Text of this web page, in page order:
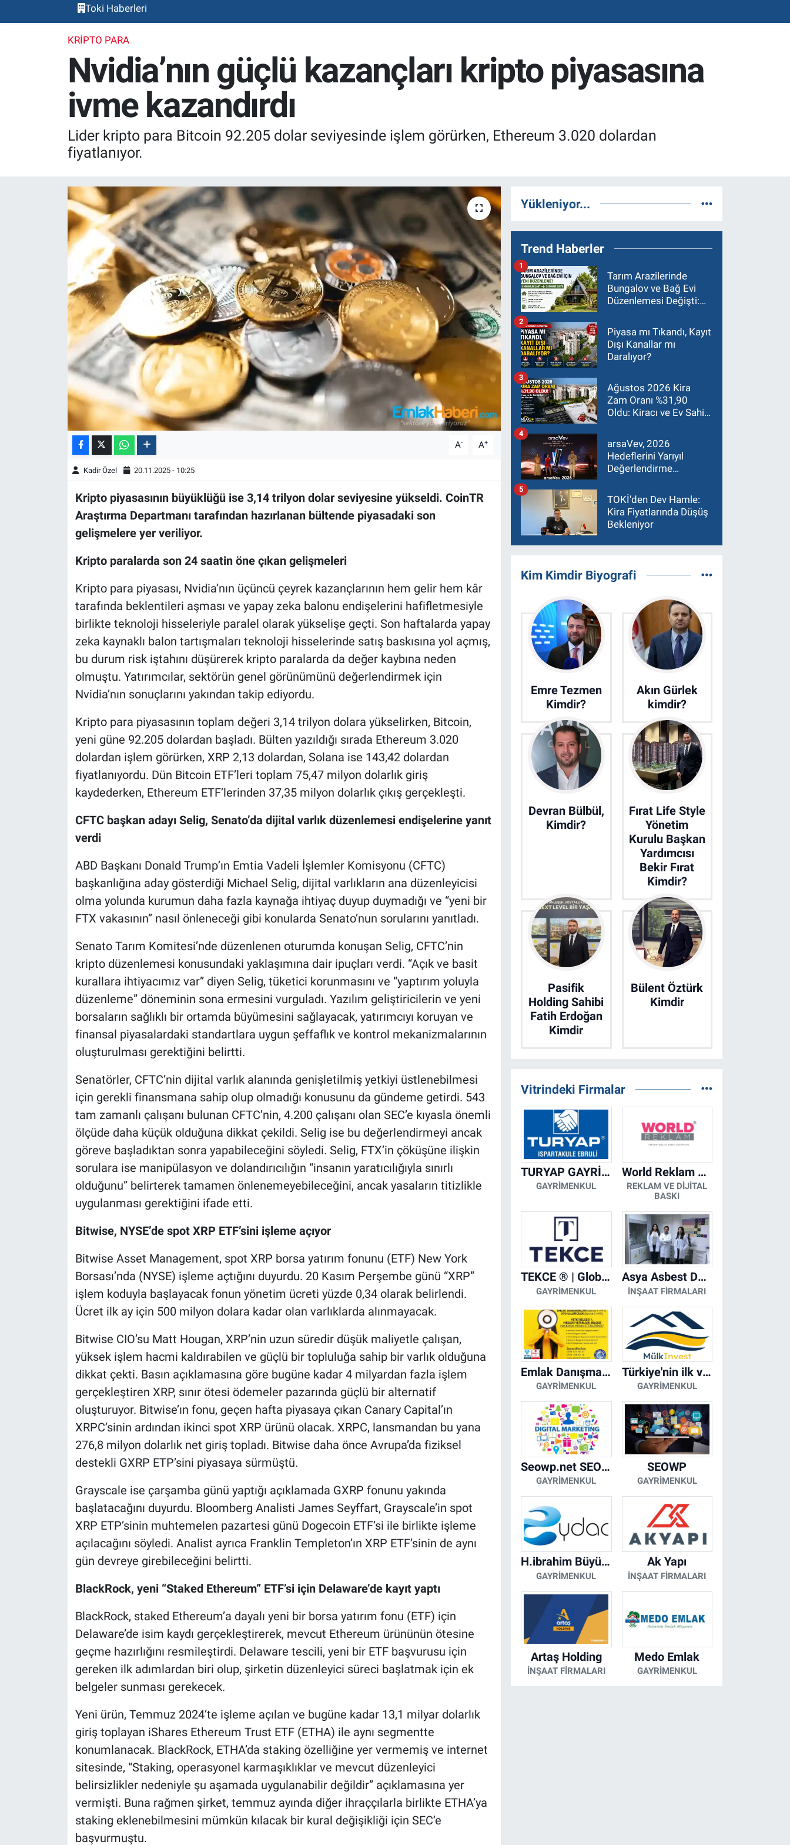
Toki Haberleri
KRIPTO PARA
Nvidia’nın güçlü kazançları kripto piyasasına
ivme kazandırdı
Lider kripto para Bitcoin 92.205 dolar seviyesinde işlem görürken, Ethereum 3.020 dolardan
fiyatlanıyor.
A- A+
Kadir Özel 20.11.2025 - 10:25
Kripto piyasasının büyüklüğü ise 3,14 trilyon dolar seviyesine yükseldi. CoinTR
Araştırma Departmanı tarafından hazırlanan bültende piyasadaki son
gelişmelere yer veriliyor.
Kripto paralarda son 24 saatin öne çıkan gelişmeleri
Kripto para piyasası, Nvidia’nın üçüncü çeyrek kazançlarının hem gelir hem kâr
tarafında beklentileri aşması ve yapay zeka balonu endişelerini hafifletmesiyle
birlikte teknoloji hisseleriyle paralel olarak yükselişe geçti. Son haftalarda yapay
zeka kaynaklı balon tartışmaları teknoloji hisselerinde satış baskısına yol açmış,
bu durum risk iştahını düşürerek kripto paralarda da değer kaybına neden
olmuştu. Yatırımcılar, sektörün genel görünümünü değerlendirmek için
Nvidia’nın sonuçlarını yakından takip ediyordu.
Kripto para piyasasının toplam değeri 3,14 trilyon dolara yükselirken, Bitcoin,
yeni güne 92.205 dolardan başladı. Bülten yazıldığı sırada Ethereum 3.020
dolardan işlem görürken, XRP 2,13 dolardan, Solana ise 143,42 dolardan
fiyatlanıyordu. Dün Bitcoin ETF’leri toplam 75,47 milyon dolarlık giriş
kaydederken, Ethereum ETF’lerinden 37,35 milyon dolarlık çıkış gerçekleşti.
CFTC başkan adayı Selig, Senato’da dijital varlık düzenlemesi endişelerine yanıt
verdi
ABD Başkanı Donald Trump’ın Emtia Vadeli İşlemler Komisyonu (CFTC)
başkanlığına aday gösterdiği Michael Selig, dijital varlıkların ana düzenleyicisi
olma yolunda kurumun daha fazla kaynağa ihtiyaç duyup duymadığı ve “yeni bir
FTX vakasının” nasıl önleneceği gibi konularda Senato’nun sorularını yanıtladı.
Senato Tarım Komitesi’nde düzenlenen oturumda konuşan Selig, CFTC’nin
kripto düzenlemesi konusundaki yaklaşımına dair ipuçları verdi. “Açık ve basit
kurallara ihtiyacımız var” diyen Selig, tüketici korunmasını ve “yaptırım yoluyla
düzenleme” döneminin sona ermesini vurguladı. Yazılım geliştiricilerin ve yeni
borsaların sağlıklı bir ortamda büyümesini sağlayacak, yatırımcıyı koruyan ve
finansal piyasalardaki standartlara uygun şeffaflık ve kontrol mekanizmalarının
oluşturulması gerektiğini belirtti.
Senatörler, CFTC’nin dijital varlık alanında genişletilmiş yetkiyi üstlenebilmesi
için gerekli finansmana sahip olup olmadığı konusunu da gündeme getirdi. 543
tam zamanlı çalışanı bulunan CFTC’nin, 4.200 çalışanı olan SEC’e kıyasla önemli
ölçüde daha küçük olduğuna dikkat çekildi. Selig ise bu değerlendirmeyi ancak
göreve başladıktan sonra yapabileceğini söyledi. Selig, FTX’in çöküşüne ilişkin
sorulara ise manipülasyon ve dolandırıcılığın “insanın yaratıcılığıyla sınırlı
olduğunu” belirterek tamamen önlenemeyebileceğini, ancak yasaların titizlikle
uygulanması gerektiğini ifade etti.
Bitwise, NYSE’de spot XRP ETF’sini işleme açıyor
Bitwise Asset Management, spot XRP borsa yatırım fonunu (ETF) New York
Borsası’nda (NYSE) işleme açtığını duyurdu. 20 Kasım Perşembe günü “XRP”
işlem koduyla başlayacak fonun yönetim ücreti yüzde 0,34 olarak belirlendi.
Ücret ilk ay için 500 milyon dolara kadar olan varlıklarda alınmayacak.
Bitwise CIO’su Matt Hougan, XRP’nin uzun süredir düşük maliyetle çalışan,
yüksek işlem hacmi kaldırabilen ve güçlü bir topluluğa sahip bir varlık olduğuna
dikkat çekti. Basın açıklamasına göre bugüne kadar 4 milyardan fazla işlem
gerçekleştiren XRP, sınır ötesi ödemeler pazarında güçlü bir alternatif
oluşturuyor. Bitwise’ın fonu, geçen hafta piyasaya çıkan Canary Capital’ın
XRPC’sinin ardından ikinci spot XRP ürünü olacak. XRPC, lansmandan bu yana
276,8 milyon dolarlık net giriş topladı. Bitwise daha önce Avrupa’da fiziksel
destekli GXRP ETP’sini piyasaya sürmüştü.
Grayscale ise çarşamba günü yaptığı açıklamada GXRP fonunu yakında
başlatacağını duyurdu. Bloomberg Analisti James Seyffart, Grayscale’in spot
XRP ETP’sinin muhtemelen pazartesi günü Dogecoin ETF’si ile birlikte işleme
açılacağını söyledi. Analist ayrıca Franklin Templeton’ın XRP ETF’sinin de aynı
gün devreye girebileceğini belirtti.
BlackRock, yeni “Staked Ethereum” ETF’si için Delaware’de kayıt yaptı
BlackRock, staked Ethereum’a dayalı yeni bir borsa yatırım fonu (ETF) için
Delaware’de isim kaydı gerçekleştirerek, mevcut Ethereum ürününün ötesine
geçme hazırlığını resmileştirdi. Delaware tescili, yeni bir ETF başvurusu için
gereken ilk adımlardan biri olup, şirketin düzenleyici süreci başlatmak için ek
belgeler sunması gerekecek.
Yeni ürün, Temmuz 2024’te işleme açılan ve bugüne kadar 13,1 milyar dolarlık
giriş toplayan iShares Ethereum Trust ETF (ETHA) ile aynı segmentte
konumlanacak. BlackRock, ETHA’da staking özelliğine yer vermemiş ve internet
sitesinde, “Staking, operasyonel karmaşıklıklar ve mevcut düzenleyici
belirsizlikler nedeniyle şu aşamada uygulanabilir değildir” açıklamasına yer
vermişti. Buna rağmen şirket, temmuz ayında diğer ihraççılarla birlikte ETHA’ya
staking eklenebilmesini mümkün kılacak bir kural değişikliği için SEC’e
başvurmuştu.
Yükleniyor...
Trend Haberler
Tarım Arazilerinde
Bungalov ve Bağ Evi
Düzenlemesi Değişti:
Dönüme İndirildi
1
Piyasa mı Tıkandı, Kayıt
Dışı Kanallar mı
Daralıyor?
2
Ağustos 2026 Kira
Zam Oranı %31,90
Oldu: Kiracı ve Ev Sahibi
3
arsaVev, 2026
Hedeflerini Yarıyıl
Değerlendirme
Yatırdı
4
TOKİ'den Dev Hamle:
Kira Fiyatlarında Düşüş
Bekleniyor
5
Kim Kimdir Biyografi
Emre Tezmen
Kimdir?
Akın Gürlek
kimdir?
Devran Bülbül,
Kimdir?
Fırat Life Style
Yönetim
Kurulu Başkan
Yardımcısı
Bekir Fırat
Kimdir?
Pasifik
Holding Sahibi
Fatih Erdoğan
Kimdir
Bülent Öztürk
Kimdir
Vitrindeki Firmalar
TURYAP GAYRİMENKUL DANIŞMANLIK HİZMETLERİ
GAYRIMENKUL
World Reklam Copy Center
REKLAM VE DIJITAL
BASKI
TEKCE ® | Global Gayrimenkul Şirketi
GAYRIMENKUL
Asya Asbest Danışmanlık - Asbest Söküm ve Asbest Raporu
İNŞAAT FIRMALARI
Emlak Danışmanı Seviye 5 Mesleki Yeterlilik Belgesi
GAYRIMENKUL
Türkiye'nin ilk ve tek yapay zeka destekli arsa ilan platformu
GAYRIMENKUL
Seowp.net SEO Hizmetleri
GAYRIMENKUL
SEOWP
GAYRIMENKUL
H.ibrahim Büyükacar
GAYRIMENKUL
Ak Yapı
İNŞAAT FIRMALARI
Artaş Holding
İNŞAAT FIRMALARI
Medo Emlak
GAYRIMENKUL